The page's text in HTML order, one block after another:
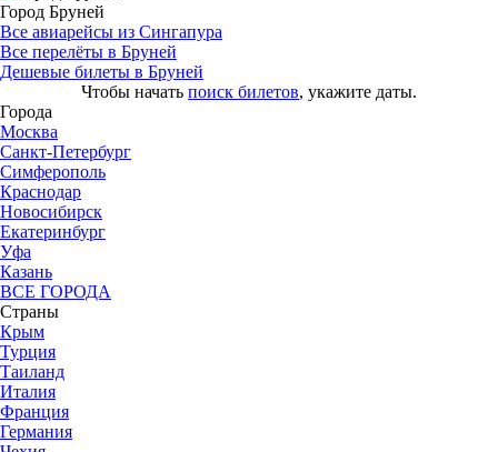
Город Бруней
Все авиарейсы из Сингапура
Все перелёты в Бруней
Дешевые билеты в Бруней
Чтобы начать поиск билетов, укажите даты.
Города
Москва
Санкт-Петербург
Симферополь
Краснодар
Новосибирск
Екатеринбург
Уфа
Казань
ВСЕ ГОРОДА
Страны
Крым
Турция
Таиланд
Италия
Франция
Германия